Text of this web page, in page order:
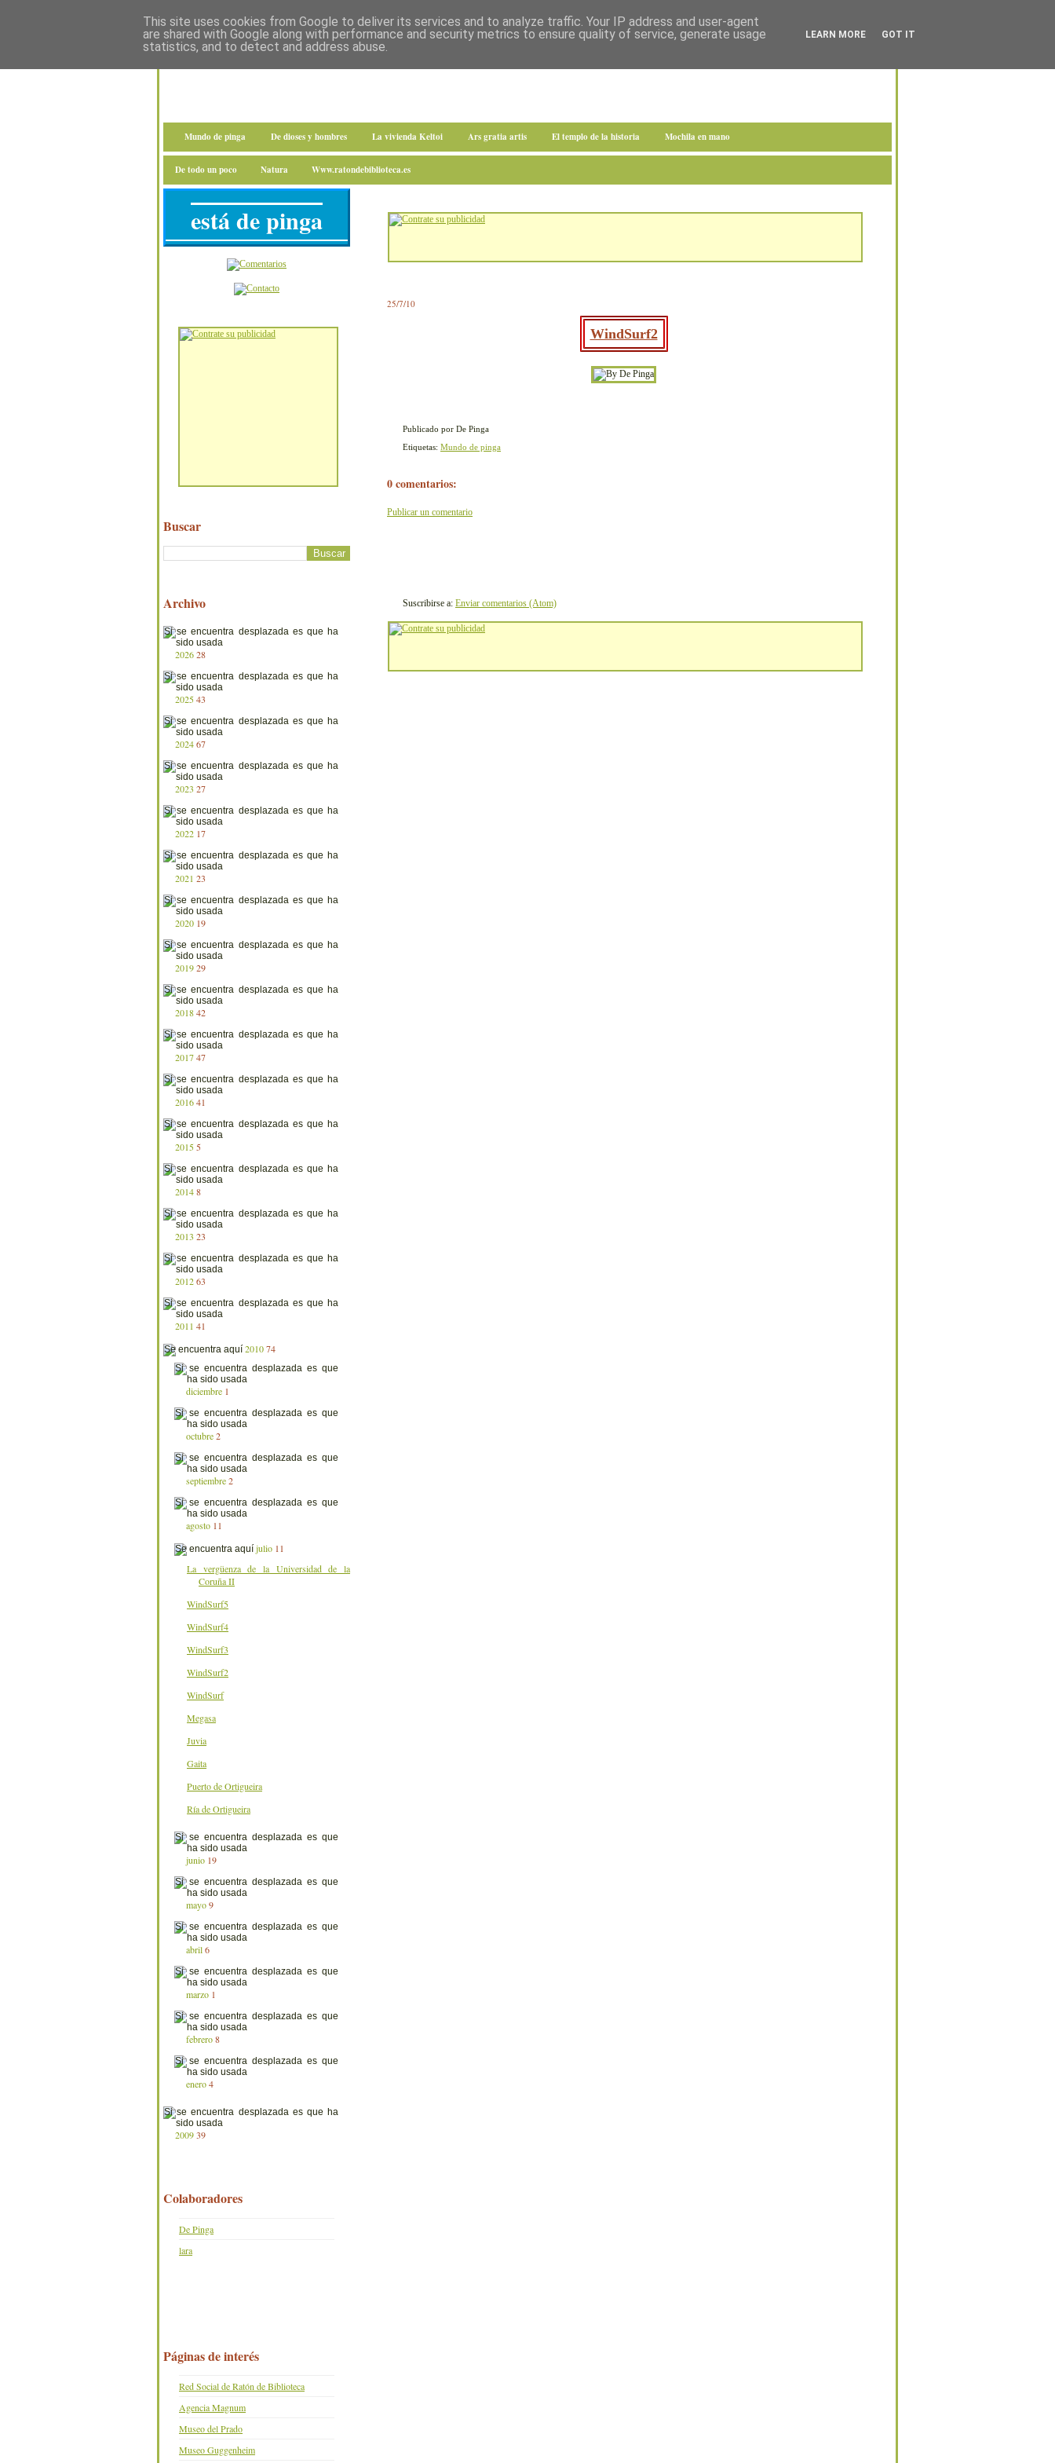
Mundo de pinga De dioses y hombres La vivienda Keltoi Ars gratia artis El templo de la historia Mochila en mano
De todo un poco Natura Www.ratondebiblioteca.es
25/7/10
WindSurf2
Publicado por De Pinga
Etiquetas: Mundo de pinga
0 comentarios:
Publicar un comentario
Suscribirse a: Enviar comentarios (Atom)
está de pinga
Buscar
Archivo
202628
202543
202467
2023 27
2022 17
2021 23
2020 19
201929
201842
201747
201641
2015 5
20148
2013 23
201263
2011 41
201074
diciembre 1
octubre 2
septiembre 2
agosto 11
julio 11
La vergüenza de la Universidad de la
Coruña II
WindSurf5
WindSurf4
WindSurf3
WindSurf2
WindSurf
Megasa
Juvia
Gaita
Puerto de Ortigueira
Ría de Ortigueira
junio 19
mayo 9
abril 6
marzo 1
febrero 8
enero 4
200939
Colaboradores
De Pinga
lara
Páginas de interés
Red Social de Ratón de Biblioteca
Agencia Magnum
Museo del Prado
Museo Guggenheim
This site uses cookies from Google to deliver its services and to analyze traffic. Your IP address and user-agent
are shared with Google along with performance and security metrics to ensure quality of service, generate usage
statistics, and to detect and address abuse.
LEARN MORE GOT IT